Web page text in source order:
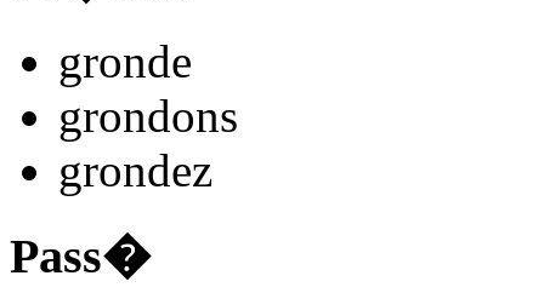
gronde
grondons
grondez
Pass�